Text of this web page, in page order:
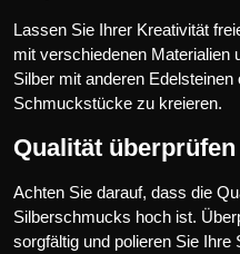
Lassen Sie Ihrer Kreativität
mit verschiedenen Materialien
Silber mit anderen
Schmuckstücke zu kreieren.
Qualität überprüfen
Achten Sie darauf, dass die
Silberschmucks hoch ist.
sorgfältig und polieren Sie